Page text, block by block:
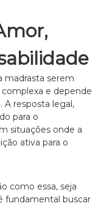
madrasta serem
e depende
A resposta legal,
para o
situações onde a
ativa para o
como essa, seja
fundamental buscar